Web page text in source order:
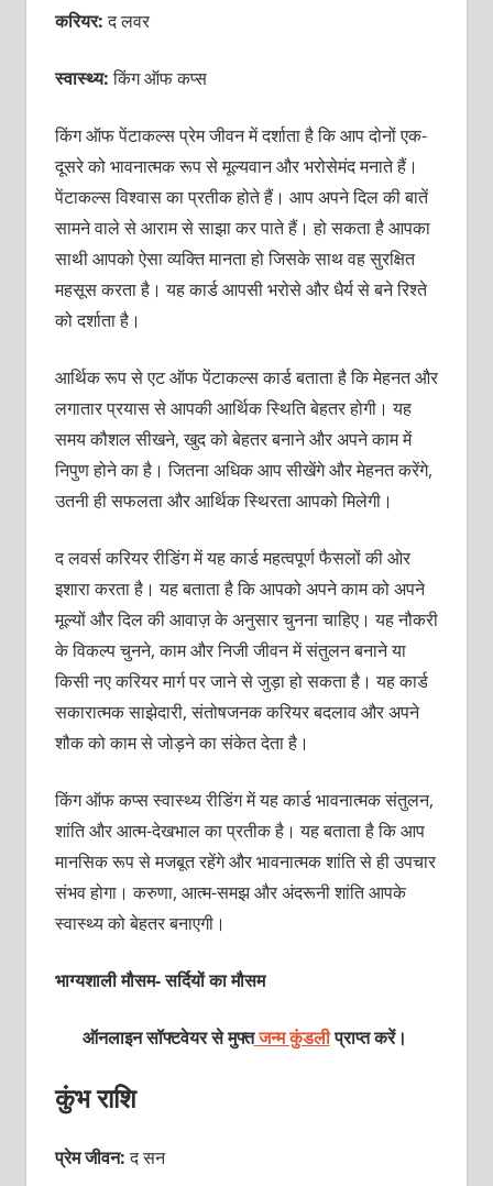
करियर:द लवर
स्वास्थ्य:किंग ऑफ कप्स
किंग ऑफ पेंटाकल्स प्रेम जीवन में दर्शाता है कि आप दोनों एक-
दूसरे को भावनात्मक रूप से मूल्यवान और भरोसेमंद मनाते हैं।
पेंटाकल्स विश्वास का प्रतीक होते हैं। आप अपने दिल की बातें
सामने वाले से आराम से साझा कर पाते हैं। हो सकता है आपका
साथी आपको ऐसा व्यक्ति मानता हो जिसके साथ वह सुरक्षित
महसूस करता है। यह कार्ड आपसी भरोसे और धैर्य से बने रिश्ते
को दर्शाता है।
आर्थिक रूप से एट ऑफ पेंटाकल्स कार्ड बताता है कि मेहनत और
लगातार प्रयास से आपकी आर्थिक स्थिति बेहतर होगी। यह
समय कौशल सीखने, खुद को बेहतर बनाने और अपने काम में
निपुण होने का है। जितना अधिक आप सीखेंगे और मेहनत करेंगे,
उतनी ही सफलता और आर्थिक स्थिरता आपको मिलेगी।
द लवर्स करियर रीडिंग में यह कार्ड महत्वपूर्ण फैसलों की ओर
इशारा करता है। यह बताता है कि आपको अपने काम को अपने
मूल्यों और दिल की आवाज़ के अनुसार चुनना चाहिए। यह नौकरी
के विकल्प चुनने, काम और निजी जीवन में संतुलन बनाने या
किसी नए करियर मार्ग पर जाने से जुड़ा हो सकता है। यह कार्ड
सकारात्मक साझेदारी, संतोषजनक करियर बदलाव और अपने
शौक को काम से जोड़ने का संकेत देता है।
किंग ऑफ कप्स स्वास्थ्य रीडिंग में यह कार्ड भावनात्मक संतुलन,
शांति और आत्म-देखभाल का प्रतीक है। यह बताता है कि आप
मानसिक रूप से मजबूत रहेंगे और भावनात्मक शांति से ही उपचार
संभव होगा। करुणा, आत्म-समझ और अंदरूनी शांति आपके
स्वास्थ्य को बेहतर बनाएगी।
भाग्यशाली मौसम- सर्दियों का मौसम
ऑनलाइन सॉफ्टवेयर से मुफ्तजन्म कुंडलीप्राप्त करें।
कुंभ राशि
प्रेम जीवन:द सन